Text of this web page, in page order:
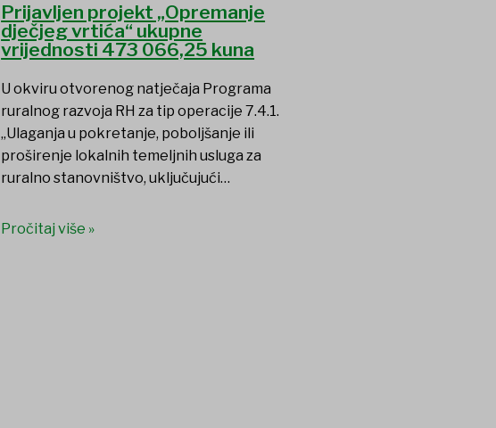
Prijavljen projekt „Opremanje
dječjeg vrtića“ ukupne
vrijednosti 473 066,25 kuna
U okviru otvorenog natječaja Programa
ruralnog razvoja RH za tip operacije 7.4.1.
„Ulaganja u pokretanje, poboljšanje ili
proširenje lokalnih temeljnih usluga za
ruralno stanovništvo, uključujući…
Pročitaj više »